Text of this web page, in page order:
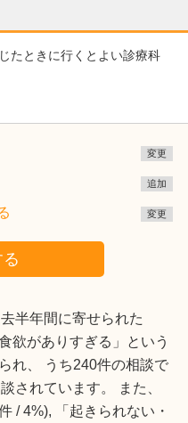
たときに行くとよい診療科
変更
追加
変更
半年間に寄せられた
欲がありすぎる」という
れ、 うち240件の相談で
されています。 また、
/ 4%), 「起きられない・